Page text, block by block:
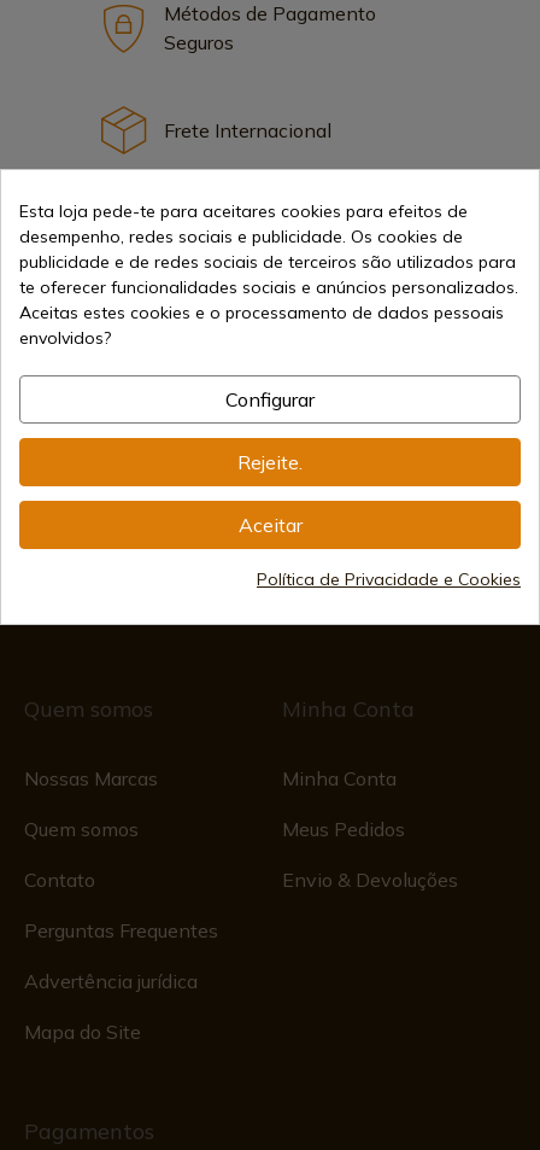
Métodos de Pagamento
Seguros
Frete Internacional
Informação
Segunda a Sexta das 09:00 às 15:00
(Exceto feriados)
CIF: ES B44193092 · Registrado no Registro Mercantil
Quem somos
Nossas Marcas
Quem somos
Contato
Perguntas Frequentes
Advertência jurídica
Mapa do Site
Minha Conta
Minha Conta
Meus Pedidos
Envio & Devoluções
Pagamentos
Esta loja pede-te para aceitares cookies para efeitos de
desempenho, redes sociais e publicidade. Os cookies de
publicidade e de redes sociais de terceiros são utilizados para
te oferecer funcionalidades sociais e anúncios personalizados.
Aceitas estes cookies e o processamento de dados pessoais
envolvidos?
Configurar
Rejeite.
Aceitar
Política de Privacidade e Cookies